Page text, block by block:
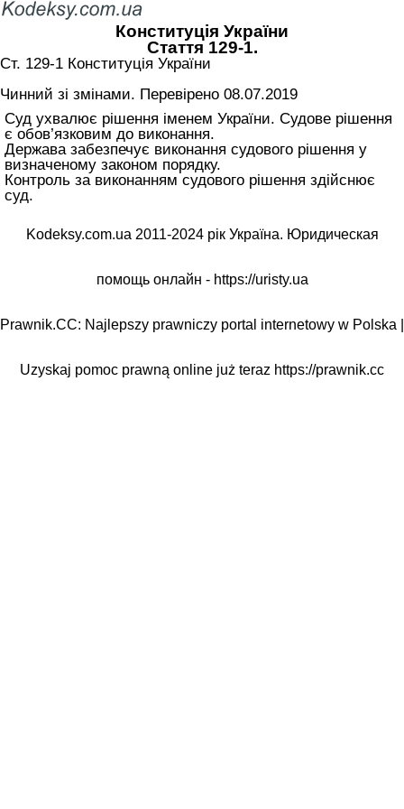
Конституція України
Стаття 129-1.
Ст. 129-1 Конституція України
Чинний зі змінами. Перевірено 08.07.2019
Суд ухвалює рішення іменем України. Судове рішення
є обов’язковим до виконання.
Держава забезпечує виконання судового рішення у
визначеному законом порядку.
Контроль за виконанням судового рішення здійснює
суд.
Kodeksy.com.ua 2011-2024 рік Україна. Юридическая
помощь онлайн - https://uristy.ua
Prawnik.CC: Najlepszy prawniczy portal internetowy w Polska |
Uzyskaj pomoc prawną online już teraz https://prawnik.cc